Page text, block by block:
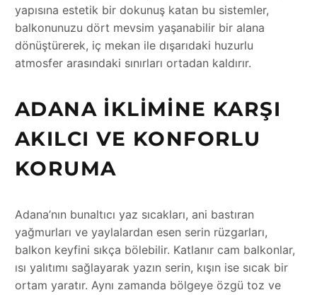
yapısına estetik bir dokunuş katan bu sistemler,
balkonunuzu dört mevsim yaşanabilir bir alana
dönüştürerek, iç mekan ile dışarıdaki huzurlu
atmosfer arasındaki sınırları ortadan kaldırır.
ADANA İKLIMINE KARŞI
AKILCI VE KONFORLU
KORUMA
Adana’nın bunaltıcı yaz sıcakları, ani bastıran
yağmurları ve yaylalardan esen serin rüzgarları,
balkon keyfini sıkça bölebilir. Katlanır cam balkonlar,
ısı yalıtımı sağlayarak yazın serin, kışın ise sıcak bir
ortam yaratır. Aynı zamanda bölgeye özgü toz ve